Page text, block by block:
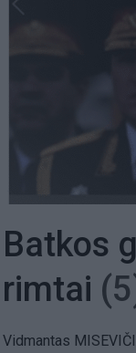
Batkos
rimtai
Vidmantas